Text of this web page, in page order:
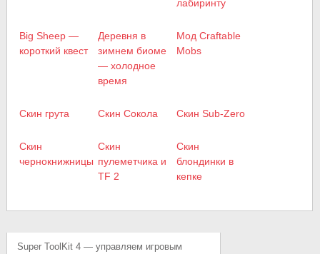
лабиринту
Big Sheep —
короткий квест
Деревня в
зимнем биоме
— холодное
время
Мод Craftable
Mobs
Скин грута Скин Сокола Скин Sub-Zero
Скин
чернокнижницы
Скин
пулеметчика и
TF 2
Скин
блондинки в
кепке
Super ToolKit 4 — управляем игровым